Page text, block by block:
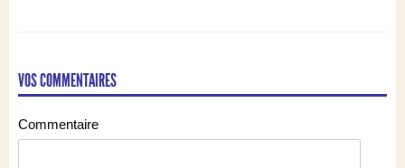
VOS COMMENTAIRES
Commentaire